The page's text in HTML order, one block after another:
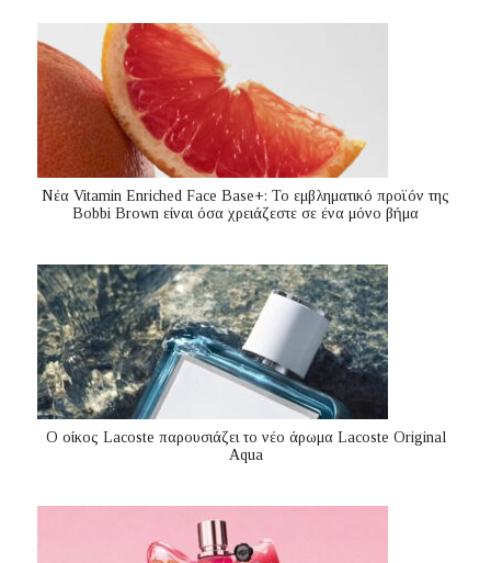
Nέα Vitamin Enriched Face Base+: Το εμβληματικό προϊόν της
Bobbi Brown είναι όσα χρειάζεστε σε ένα μόνο βήμα
Ο οίκος Lacoste παρουσιάζει το νέο άρωμα Lacoste Original
Aqua